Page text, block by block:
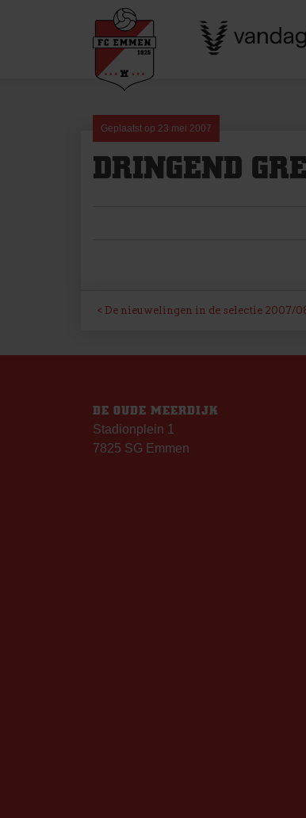
Geplaatst op 23 mei 2007
DRINGEND
BERICHT
NAVIGATIE
De nieuwelingen in de selectie 2007/
DE OUDE MEERDIJK
Stadionplein 1
7825 SG Emmen